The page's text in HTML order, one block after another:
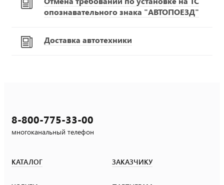
опознавательного знака "АВТОПОЕЗД"
Доставка автотехники
8-800-775-33-00
многоканальный телефон
КАТАЛОГ ЗАКАЗЧИКУ